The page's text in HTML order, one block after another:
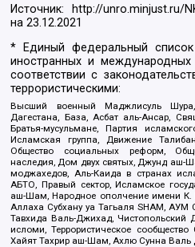
Источник: http://unro.minjust.ru/
на23.12.2021
* Единый федеральный
иностранных и международных
соответствии с
террористическими:
Высший военный Маджлисуль
Дагестана, База, Асбат аль-Ансар,
Братья-мусульмане, Партия
Исламская группа, Движение
Общество социальных реформ,
наследия, Дом двух святых, Джунд
моджахедов, Аль-Каида в странах
АБТО, Правый сектор, Исламское
аш-Шам, Народное ополчение имени
Аллаха Субхану уа Тагьаля SHAM,
Тавхида Валь-Джихад,
исломи, Террористическое
Хайят Тахрир аш-Шам, Ахлю Сунна